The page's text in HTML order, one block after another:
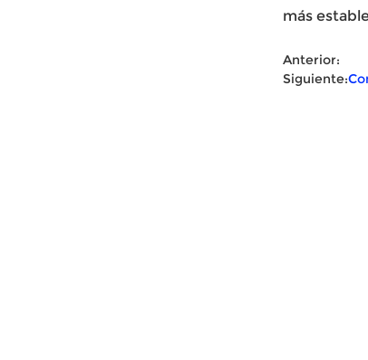
más
Anterior:
Siguiente: